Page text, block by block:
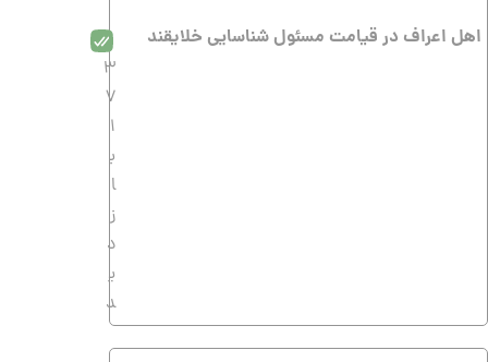
اهل اعراف در قیامت مسئول شناسایى خلایقند
3
7
1
ب
ا
ز
د
ی
د